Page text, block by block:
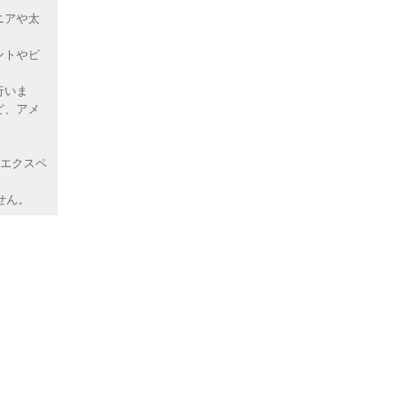
アや太
トやビ
ま
、アメ
クスペ
。